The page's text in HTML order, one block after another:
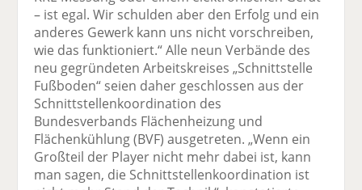
– ist egal. Wir schulden aber den Erfolg und ein
anderes Gewerk kann uns nicht vorschreiben,
wie das funktioniert.“ Alle neun Verbände des
neu gegründeten Arbeitskreises „Schnittstelle
Fußboden“ seien daher geschlossen aus der
Schnittstellenkoordination des
Bundesverbands Flächenheizung und
Flächenkühlung (BVF) ausgetreten. „Wenn ein
Großteil der Player nicht mehr dabei ist, kann
man sagen, die Schnittstellenkoordination ist